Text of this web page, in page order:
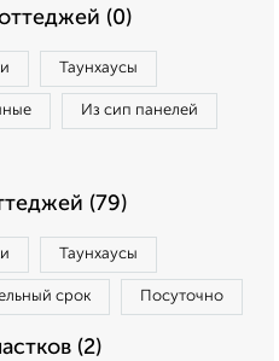
(0)
Таунхаусы
Из сип панелей
(79)
Таунхаусы
срок Посуточно
(2)